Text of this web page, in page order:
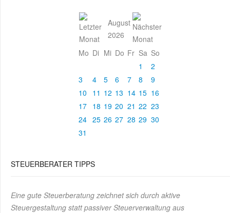
August
2026
Mo Di Mi Do Fr Sa So
1
2
3
4 5 6 7 8
9
10
11 12 13 14 15 16
17 18 19 20 21 22 23
24 25 26 27 28 29 30
31
STEUERBERATER TIPPS
Eine gute Steuerberatung zeichnet sich durch aktive
Steuergestaltung statt passiver Steuerverwaltung aus